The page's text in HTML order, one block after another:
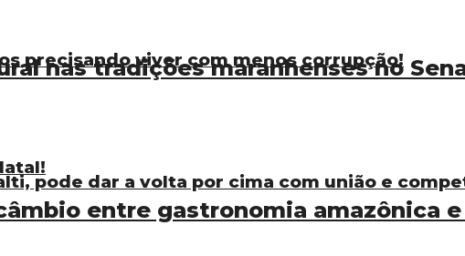
precisando viver com menos corrupção!
pode dar a volta por cima com união e
nas tradições maranhenses no
entre gastronomia amazônica